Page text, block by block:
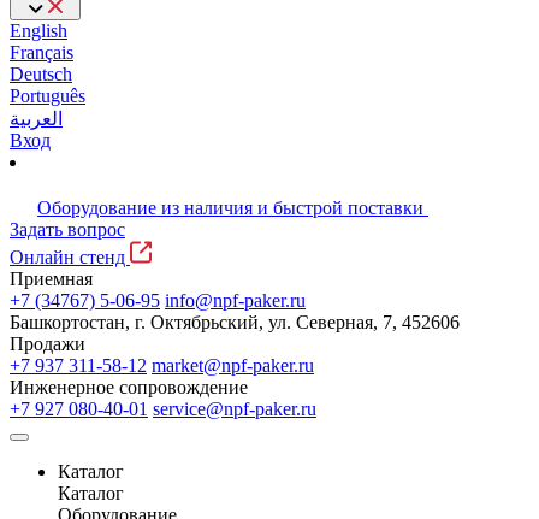
English
Français
Deutsch
Português
العربية
Вход
Оборудование из наличия и быстрой поставки
Задать вопрос
Онлайн стенд
Приемная
+7 (34767) 5-06-95 info@npf-paker.ru
Башкортостан, г. Октябрьский, ул. Северная, 7, 452606
Продажи
+7 937 311-58-12 market@npf-paker.ru
Инженерное сопровождение
+7 927 080-40-01 service@npf-paker.ru
Каталог
Каталог
Оборудование